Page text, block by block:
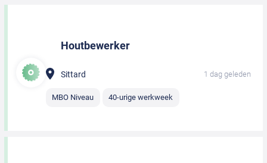
Houtbewerker
Sittard 1 dag geleden
MBO Niveau 40-urige werkweek